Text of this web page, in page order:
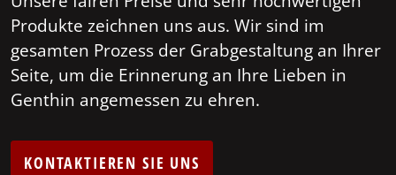
Produkte zeichnen uns aus. Wir sind im
gesamten Prozess der Grabgestaltung an Ihrer
Seite, um die Erinnerung an Ihre Lieben in
Genthin angemessen zu ehren.
KONTAKTIEREN SIE UNS